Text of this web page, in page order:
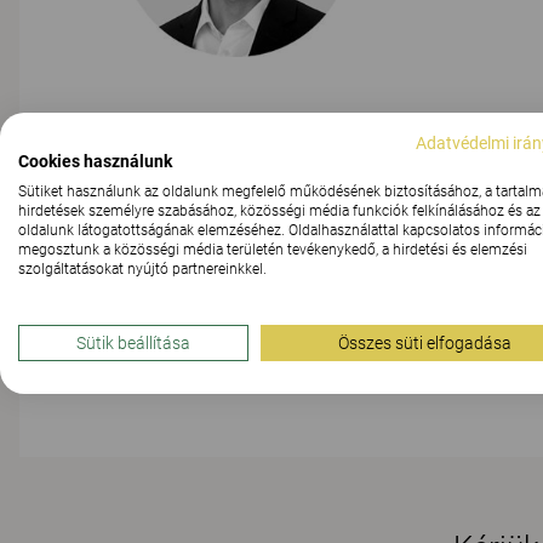
A BESZÉLGETÉS
Adatvédelmi
Cookies használunk
Sütiket használunk az oldalunk megfelelő működésének biztosításához, a
hirdetések személyre szabásához, közösségi média funkciók felkínálásához és az
oldalunk látogatottságának elemzéséhez. Oldalhasználattal kapcsolatos
megosztunk a közösségi média területén tevékenykedő, a hirdetési és elemzési
szolgáltatásokat nyújtó partnereinkkel.
Sütik beállítása Összes süti elfogadása